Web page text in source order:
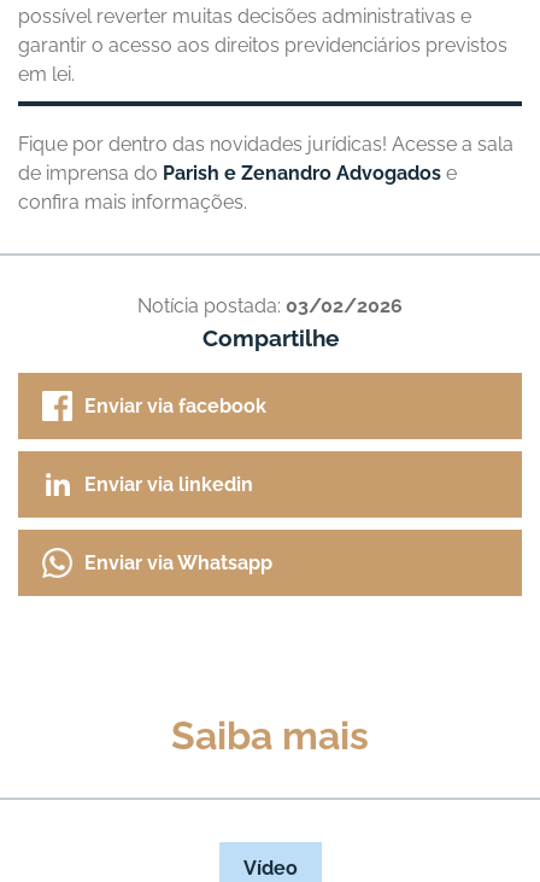
possível reverter muitas decisões administrativas e
garantir o acesso aos direitos previdenciários previstos
em lei.
Fique por dentro das novidades jurídicas! Acesse a sala
de imprensa do Parish e Zenandro Advogados e
confira mais informações.
Notícia postada: 03/02/2026
Compartilhe
Enviar via facebook
Enviar via linkedin
Enviar via Whatsapp
Saiba mais
Vídeo